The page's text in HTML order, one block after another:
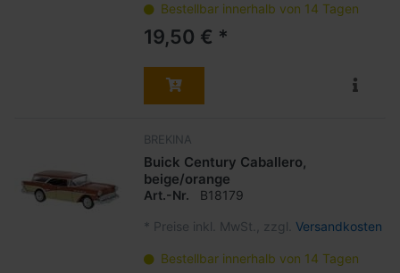
Bestellbar innerhalb von 14 Tagen
19,50 € *
BREKINA
Buick Century Caballero,
beige/orange
Art.-Nr. B18179
* Preise inkl. MwSt., zzgl. Versandkosten
Bestellbar innerhalb von 14 Tagen